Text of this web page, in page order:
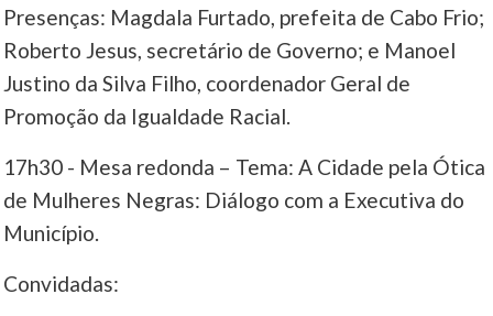
Presenças: Magdala Furtado, prefeita de Cabo Frio;
Roberto Jesus, secretário de Governo; e Manoel
Justino da Silva Filho, coordenador Geral de
Promoção da Igualdade Racial.
17h30 - Mesa redonda – Tema: A Cidade pela Ótica
de Mulheres Negras: Diálogo com a Executiva do
Município.
Convidadas: